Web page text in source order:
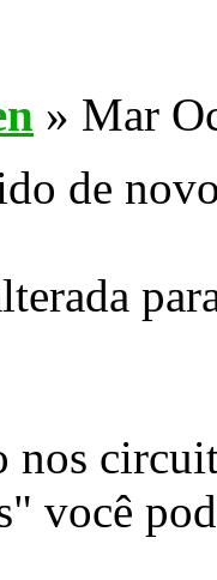
» Mar
de
nos
você